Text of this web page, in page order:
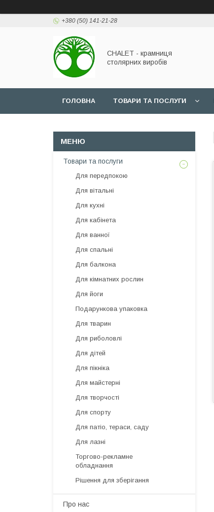
+380 (50) 141-21-28
CHALET - крамниця
столярних виробів
ГОЛОВНА ТОВАРИ ТА ПОСЛУГИ
Товари та послуги
Для передпокою
Для вітальні
Для кухні
Для кабінета
Для ванної
Для спальні
Для балкона
Для кімнатних рослин
Для йоги
Подарункова упаковка
Для тварин
Для риболовлі
Для дітей
Для пікніка
Для майстерні
Для творчості
Для спорту
Для патіо, тераси, саду
Для лазні
Торгово-рекламне
обладнання
Рішення для зберігання
Про нас